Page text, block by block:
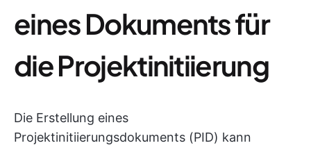
eines Dokuments für
die Projektinitiierung
Die Erstellung eines
Projektinitiierungsdokuments (PID) kann